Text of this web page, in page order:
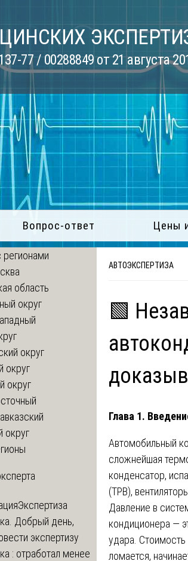
77 / 00288849 от 21 августа
Вопрос-ответ Цены
АВТОЭКСПЕРТИЗА
🟩
Глава 1.
Автомобильный
сложнейшая
конденсатор,
(ТРВ),
Давление в
кондиционера —
удара.
ломается,
область
округ
округ
округ
округ
округ
Экспертиза
Добрый день,
экспертизу
: отработал менее